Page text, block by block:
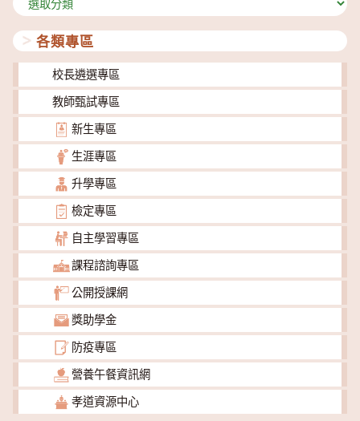
類
各類專區
校長遴選專區
教師甄試專區
新生專區
生涯專區
升學專區
檢定專區
自主學習專區
課程諮詢專區
公開授課網
獎助學金
防疫專區
營養午餐資訊網
孝道資源中心